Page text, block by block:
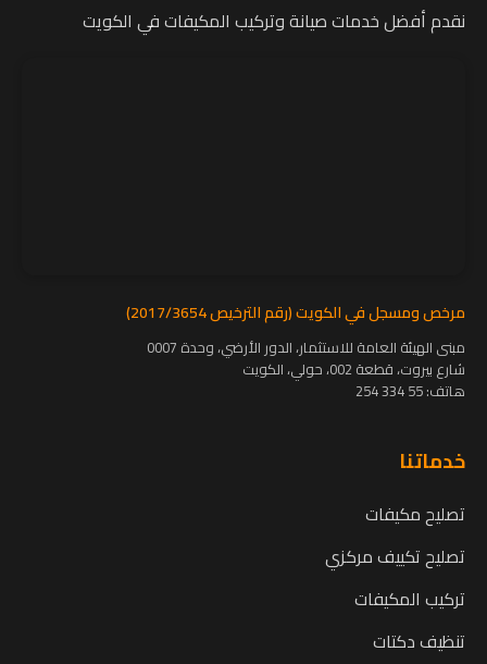
نقدم أفضل خدمات صيانة وتركيب المكيفات في الكويت
مرخص ومسجل في الكويت (رقم الترخيص 2017/3654)
مبنى الهيئة العامة للاستثمار، الدور الأرضي، وحدة 0007
شارع بيروت، قطعة 002، حولي، الكويت
هاتف:55 334 254
خدماتنا
تصليح مكيفات
تصليح تكييف مركزي
تركيب المكيفات
تنظيف دكتات